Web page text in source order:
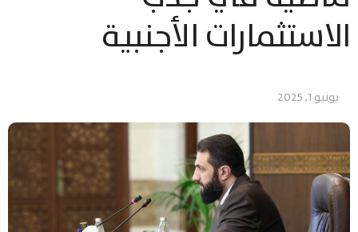
الاستثمارات الأجنبية
يونيو 1, 2025